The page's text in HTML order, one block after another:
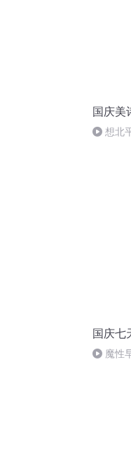
国庆美
想北
国庆七
魔性